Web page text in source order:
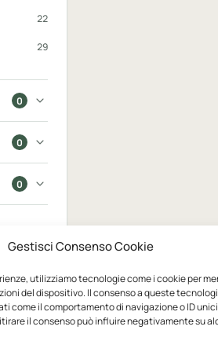
Gestisci Consenso Cookie
utilizziamo tecnologie come i cookie per
del dispositivo. Il consenso a queste
come il comportamento di navigazione o ID
il consenso può influire negativamente su
22
29
0
0
0
Azzera